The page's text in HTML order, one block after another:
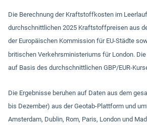
Die Berechnung der Kraftstoffkosten im
durchschnittlichen 2025 Kraftstoffpreisen aus
der Europäischen Kommission für EU-Städte
britischen Verkehrsministeriums für London.
auf Basis des durchschnittlichen GBP/EUR-
Die Ergebnisse beruhen auf Daten aus dem
bis Dezember) aus der Geotab-Plattform und
Amsterdam, Dublin, Rom, Paris, London und